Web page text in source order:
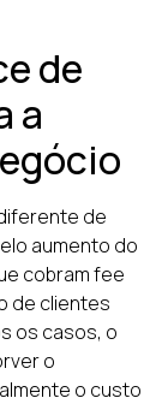
de
a
de
aumento do
cobram fee
de clientes
os casos, o
o
o custo